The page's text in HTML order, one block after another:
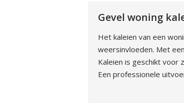
Gevel woning
Het kaleien van een
weersinvloeden. Met
Kaleien is geschikt voor
Een professionele